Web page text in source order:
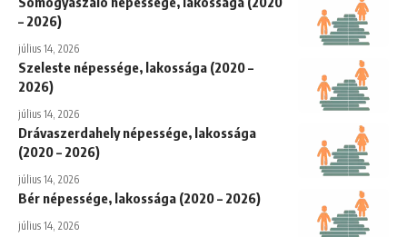
– 2026)
július 14, 2026
Szeleste népessége, lakossága (2020 –
2026)
július 14, 2026
Drávaszerdahely népessége, lakossága
(2020 – 2026)
július 14, 2026
Bér népessége, lakossága (2020 – 2026)
július 14, 2026